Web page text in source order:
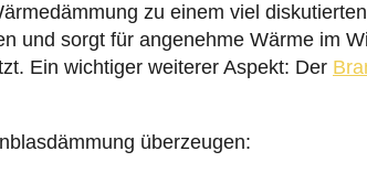
und sorgt für angenehme Wärme im
Ein wichtiger weiterer Aspekt: Der